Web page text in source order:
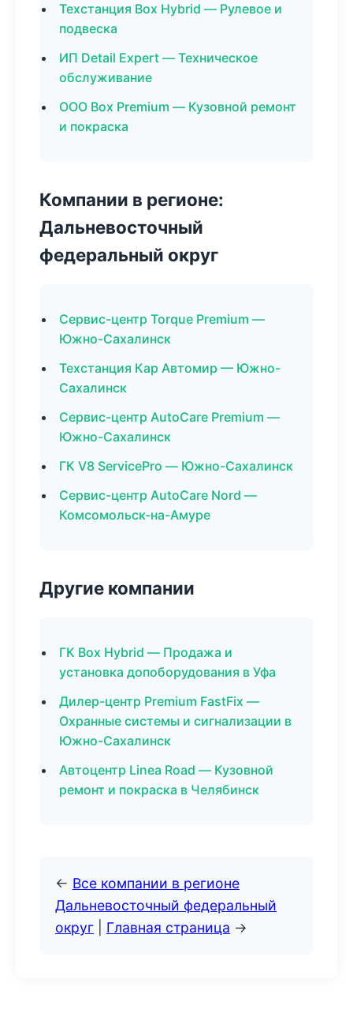
Техстанция Box Hybrid — Рулевое и
подвеска
ИП Detail Expert — Техническое
обслуживание
ООО Box Premium — Кузовной ремонт
и покраска
Компании в регионе:
Дальневосточный
федеральный округ
Сервис-центр Torque Premium —
Южно-Сахалинск
Техстанция Кар Автомир — Южно-
Сахалинск
Сервис-центр AutoCare Premium —
Южно-Сахалинск
ГК V8 ServicePro — Южно-Сахалинск
Сервис-центр AutoCare Nord —
Комсомольск-на-Амуре
Другие компании
ГК Box Hybrid — Продажа и
установка допоборудования в Уфа
Дилер-центр Premium FastFix —
Охранные системы и сигнализации в
Южно-Сахалинск
Автоцентр Linea Road — Кузовной
ремонт и покраска в Челябинск
← Все компании в регионе
Дальневосточный федеральный
округ
Главная страница →